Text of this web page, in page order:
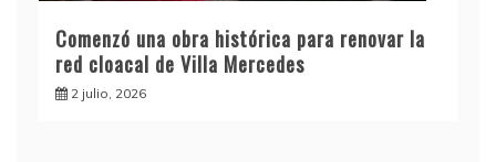
Comenzó una obra histórica para renovar la
red cloacal de Villa Mercedes
2 julio, 2026